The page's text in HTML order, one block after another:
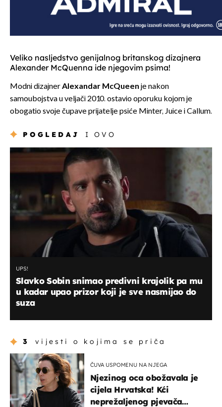
Veliko nasljedstvo genijalnog britanskog dizajnera
Alexander McQuenna ide njegovim psima!
Modni dizajnerAlexandar McQueen je nakon
samoubojstva u veljači 2010. ostavio oporuku kojom je
obogatio svoje čupave prijatelje psiće Minter, Juice i Callum.
POGLEDAJ I OVO
UPS!
Slavko Sobin snimao predivni krajolik pa mu
u kadar upao prizor koji je sve nasmijao do
suza
3 vijesti o kojima se priča
ČUVA USPOMENU NA NJEGA
Njezinog oca obožavala je
cijela Hrvatska! Kći
neprežaljenog pjevača